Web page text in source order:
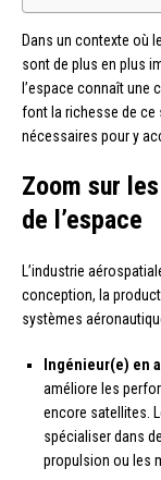
Dans un contexte où
sont de plus en plus
l’espace connaît une
font la richesse de ce
nécessaires pour y
Zoom sur
de l’espace
L’industrie
conception, la
systèmes
Ingénieur(e) en
améliore les
encore satellites.
spécialiser dans
propulsion ou les